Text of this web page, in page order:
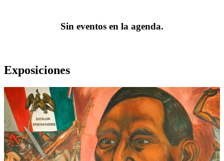
Sin eventos en la agenda.
Exposiciones